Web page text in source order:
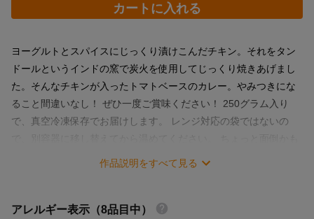
カートに入れる
ヨーグルトとスパイスにじっくり漬けこんだチキン。それをタン
ドールというインドの窯で炭火を使用してじっくり焼きあげまし
た。そんなチキンが入ったトマトベースのカレー。やみつきにな
ること間違いなし！ ぜひ一度ご賞味ください！ 250グラム入り
で、真空冷凍保存でお届けします。 レンジ対応の袋ではないの
しれませんが、保存料を使っていない商品なので、このようなお
す。 保存期間は-18度にて1か月。でも、香り良く味わっていただ
作品説明をすべて見る
アレルギー表示（8品目中）